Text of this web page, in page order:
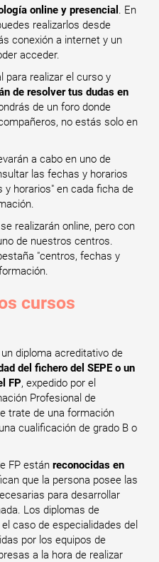
online y presencial . En
realizarlos desde
conexión a internet y un
acceder.
para realizar el curso y
de resolver tus dudas en
de un foro donde
no estás solo en
a cabo en uno de
las fechas y horarios
horarios" en cada ficha de
realizarán online, pero con
de nuestros centros.
"centros, fechas y
cursos
diploma acreditativo de
del fichero del SEPE o un
FP, expedido por el
Profesional de
trate de una formación
cualificación de grado B o
FP están reconocidas en
que la persona posee las
para desarrollar
Los diplomas de
caso de especialidades del
por los equipos de
a la hora de realizar